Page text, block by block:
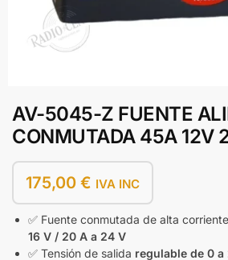
AV-5045-Z FUENTE
CONMUTADA 45A 12V
175,00 € IVA INC
✅ Fuente conmutada de alta
16 V / 20 A a 24 V
✅ Tensión de salida regulable de 0 a